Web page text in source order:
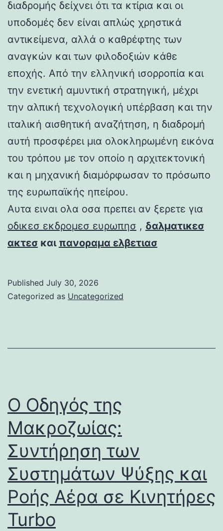
διαδρομής δείχνει ότι τα κτίρια και οι
υποδομές δεν είναι απλώς χρηστικά
αντικείμενα, αλλά ο καθρέφτης των
αναγκών και των φιλοδοξιών κάθε
εποχής. Από την ελληνική ισορροπία και
την ενετική αμυντική στρατηγική, μέχρι
την αλπική τεχνολογική υπέρβαση και την
ιταλική αισθητική αναζήτηση, η διαδρομή
αυτή προσφέρει μια ολοκληρωμένη εικόνα
του τρόπου με τον οποίο η αρχιτεκτονική
και η μηχανική διαμόρφωσαν το πρόσωπο
της ευρωπαϊκής ηπείρου.
Αυτα ειναι ολα οσα πρεπει αν ξερετε για
οδικεσ εκδρομεσ ευρωπησ , δαλματικεσ
ακτεσ και πανοραμα ελβετιασ
Published July 30, 2026
Categorized as Uncategorized
Ο Οδηγός της
Μακροζωίας:
Συντήρηση των
Συστημάτων Ψύξης και
Ροής Αέρα σε Κινητήρες
Turbo